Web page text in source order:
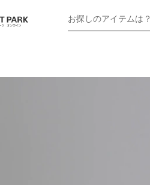
お探しのアイテムは？